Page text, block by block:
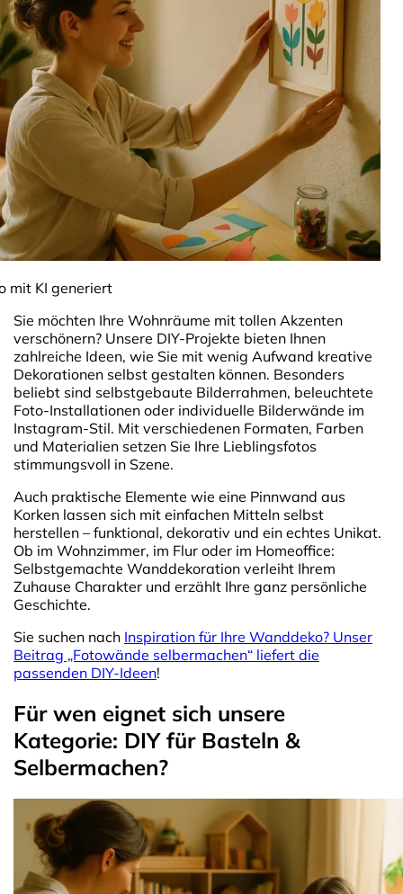
mit KI generiert
Sie möchten Ihre Wohnräume mit tollen Akzenten
verschönern? Unsere DIY-Projekte bieten Ihnen
zahlreiche Ideen, wie Sie mit wenig Aufwand kreative
Dekorationen selbst gestalten können. Besonders
beliebt sind selbstgebaute Bilderrahmen, beleuchtete
Foto-Installationen oder individuelle Bilderwände im
Instagram-Stil. Mit verschiedenen Formaten, Farben
und Materialien setzen Sie Ihre Lieblingsfotos
stimmungsvoll in Szene.
Auch praktische Elemente wie eine Pinnwand aus
Korken lassen sich mit einfachen Mitteln selbst
herstellen – funktional, dekorativ und ein echtes Unikat.
Ob im Wohnzimmer, im Flur oder im Homeoffice:
Selbstgemachte Wanddekoration verleiht Ihrem
Zuhause Charakter und erzählt Ihre ganz persönliche
Geschichte.
Sie suchen nach Inspiration für Ihre Wanddeko? Unser
Beitrag „Fotowände selbermachen“ liefert die
passenden DIY-Ideen!
Für wen eignet sich unsere
Kategorie: DIY für Basteln &
Selbermachen?